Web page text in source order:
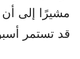
مشيرًا إلى أن
قد تستمر